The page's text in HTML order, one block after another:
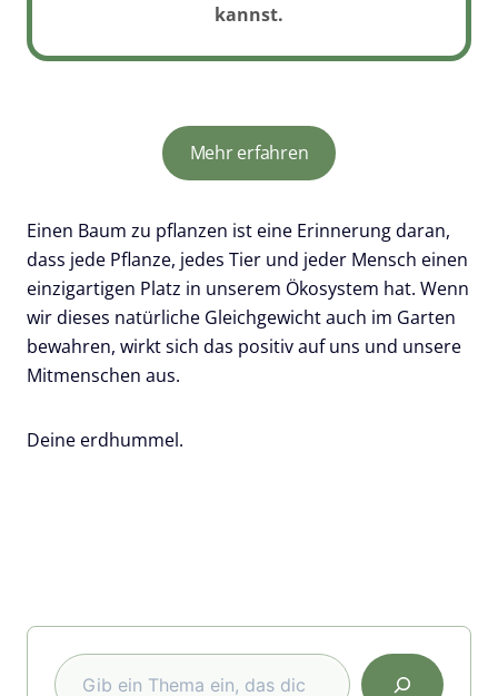
kannst.
Mehr erfahren
Einen Baum zu pflanzen ist eine Erinnerung daran,
dass jede Pflanze, jedes Tier und jeder Mensch einen
einzigartigen Platz in unserem Ökosystem hat. Wenn
wir dieses natürliche Gleichgewicht auch im Garten
bewahren, wirkt sich das positiv auf uns und unsere
Mitmenschen aus.
Deine erdhummel.
Suchen